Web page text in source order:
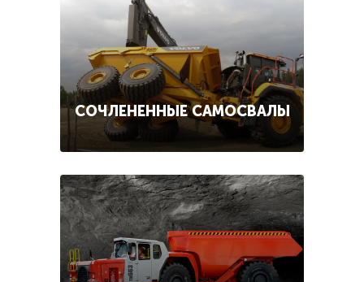
СОЧЛЕНЕННЫЕ САМОСВАЛЫ